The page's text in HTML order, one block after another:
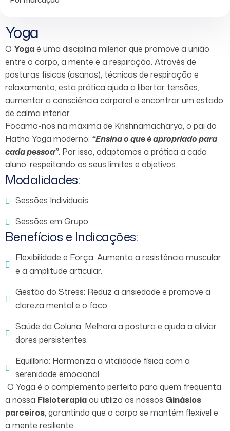
Yoga
O Yogaé uma disciplina milenar que promove a união
entre o corpo, a mente e a respiração. Através de
posturas físicas (asanas), técnicas de respiração e
relaxamento, esta prática ajuda a libertar tensões,
aumentar a consciência corporal e encontrar um estado
de calma interior.
Focamo-nos na máxima de Krishnamacharya, o pai do
Hatha Yoga moderno: “Ensina o que é apropriado para
cada pessoa”. Por isso, adaptamos a prática a cada
aluno, respeitando os seus limites e objetivos.
Modalidades:
Sessões Individuais
Sessões em Grupo
Benefícios e Indicações:
Flexibilidade e Força: Aumenta a resistência muscular
e a amplitude articular.
Gestão do Stress: Reduz a ansiedade e promove a
clareza mental e o foco.
Saúde da Coluna: Melhora a postura e ajuda a aliviar
dores persistentes.
Equilíbrio: Harmoniza a vitalidade física com a
serenidade emocional.
O Yoga é o complemento perfeito para quem frequenta
a nossa Fisioterapiaou utiliza os nossos Ginásios
parceiros, garantindo que o corpo se mantém flexível e
a mente resiliente.